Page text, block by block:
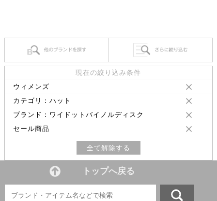
現在の絞り込み条件
ウィメンズ
カテゴリ：ハット
ブランド：ワイドットバイノルディスク
セール商品
全て解除する
トップへ戻る